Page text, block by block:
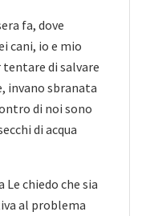
fa, dove
cani, io e mio
di salvare
invano sbranata
di noi sono
di acqua
chiedo che sia
al problema